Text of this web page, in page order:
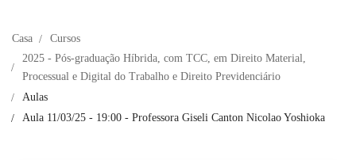
Casa
Cursos
2025 - Pós-graduação Híbrida, com TCC, em Direito Material,
Processual e Digital do Trabalho e Direito Previdenciário
Aulas
Aula 11/03/25 - 19:00 - Professora Giseli Canton Nicolao Yoshioka